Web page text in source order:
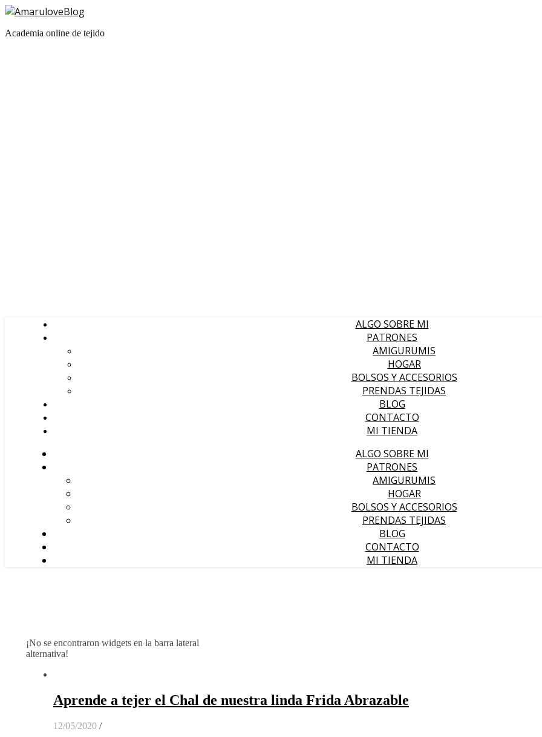
Academia online de tejido
ALGO SOBRE MI
PATRONES
AMIGURUMIS
HOGAR
BOLSOS Y ACCESORIOS
PRENDAS TEJIDAS
BLOG
CONTACTO
MI TIENDA
ALGO SOBRE MI
PATRONES
AMIGURUMIS
HOGAR
BOLSOS Y ACCESORIOS
PRENDAS TEJIDAS
BLOG
CONTACTO
MI TIENDA
¡No se encontraron widgets en la barra lateral
alternativa!
Aprende a tejer el Chal de nuestra linda Frida Abrazable
12/05/2020 /